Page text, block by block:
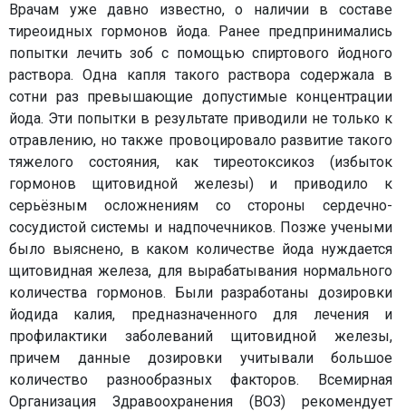
Врачам уже давно известно, о наличии в составе
тиреоидных гормонов йода. Ранее предпринимались
попытки лечить зоб с помощью спиртового йодного
раствора. Одна капля такого раствора содержала в
сотни раз превышающие допустимые концентрации
йода. Эти попытки в результате приводили не только к
отравлению, но также провоцировало развитие такого
тяжелого состояния, как тиреотоксикоз (избыток
гормонов щитовидной железы) и приводило к
серьёзным осложнениям со стороны сердечно-
сосудистой системы и надпочечников. Позже учеными
было выяснено, в каком количестве йода нуждается
щитовидная железа, для вырабатывания нормального
количества гормонов. Были разработаны дозировки
йодида калия, предназначенного для лечения и
профилактики заболеваний щитовидной железы,
причем данные дозировки учитывали большое
количество разнообразных факторов. Всемирная
Организация Здравоохранения (ВОЗ) рекомендует